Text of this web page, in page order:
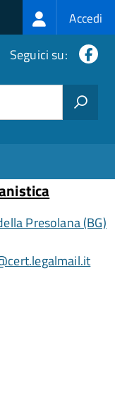
Login
menu
Accedi
Seguici su:
Presolana (BG)